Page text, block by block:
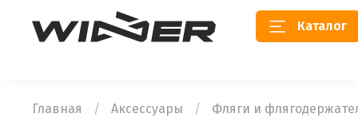
Каталог
Главная Аксессуары Фляги и